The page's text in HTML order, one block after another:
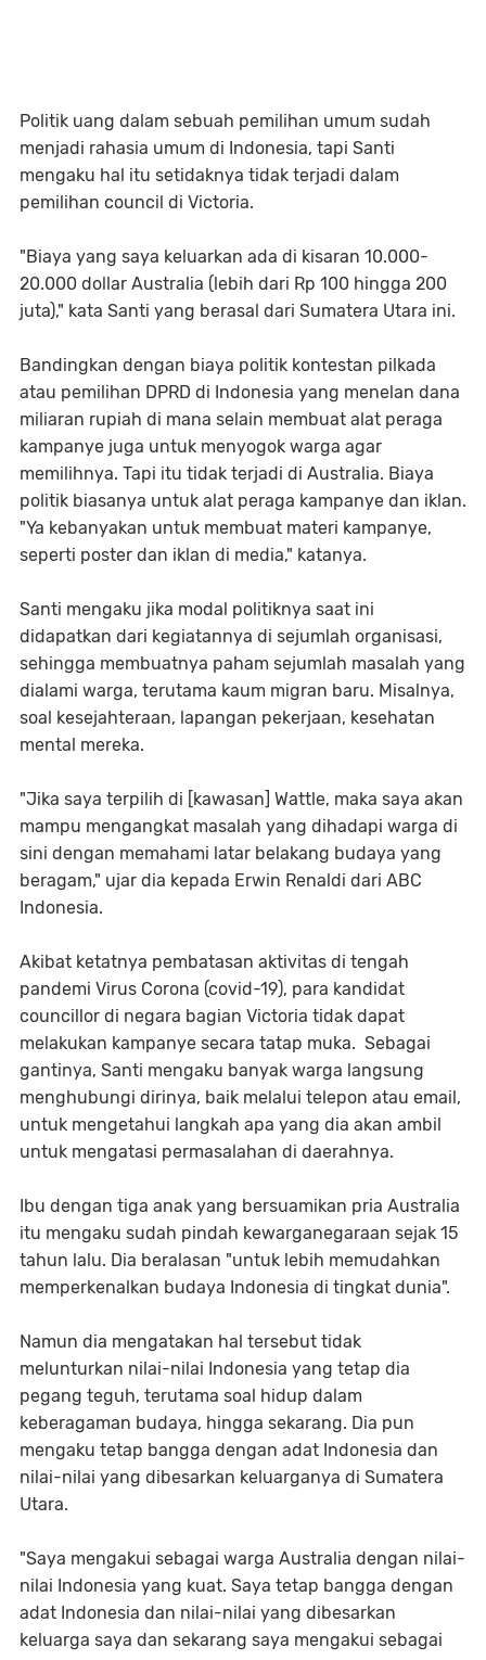
Politik uang dalam sebuah pemilihan umum sudah
menjadi rahasia umum di Indonesia, tapi Santi
mengaku hal itu setidaknya tidak terjadi dalam
pemilihan council di Victoria.
"Biaya yang saya keluarkan ada di kisaran 10.000-
20.000 dollar Australia (lebih dari Rp 100 hingga 200
juta)," kata Santi yang berasal dari Sumatera Utara ini.
Bandingkan dengan biaya politik kontestan pilkada
atau pemilihan DPRD di Indonesia yang menelan dana
miliaran rupiah di mana selain membuat alat peraga
kampanye juga untuk menyogok warga agar
memilihnya. Tapi itu tidak terjadi di Australia. Biaya
politik biasanya untuk alat peraga kampanye dan iklan.
"Ya kebanyakan untuk membuat materi kampanye,
seperti poster dan iklan di media," katanya.
Santi mengaku jika modal politiknya saat ini
didapatkan dari kegiatannya di sejumlah organisasi,
sehingga membuatnya paham sejumlah masalah yang
dialami warga, terutama kaum migran baru. Misalnya,
soal kesejahteraan, lapangan pekerjaan, kesehatan
mental mereka.
"Jika saya terpilih di [kawasan] Wattle, maka saya akan
mampu mengangkat masalah yang dihadapi warga di
sini dengan memahami latar belakang budaya yang
beragam," ujar dia kepada Erwin Renaldi dari ABC
Indonesia.
Akibat ketatnya pembatasan aktivitas di tengah
pandemi Virus Corona (covid-19), para kandidat
councillor di negara bagian Victoria tidak dapat
melakukan kampanye secara tatap muka. Sebagai
gantinya, Santi mengaku banyak warga langsung
menghubungi dirinya, baik melalui telepon atau email,
untuk mengetahui langkah apa yang dia akan ambil
untuk mengatasi permasalahan di daerahnya.
Ibu dengan tiga anak yang bersuamikan pria Australia
itu mengaku sudah pindah kewarganegaraan sejak 15
tahun lalu. Dia beralasan "untuk lebih memudahkan
memperkenalkan budaya Indonesia di tingkat dunia".
Namun dia mengatakan hal tersebut tidak
melunturkan nilai-nilai Indonesia yang tetap dia
pegang teguh, terutama soal hidup dalam
keberagaman budaya, hingga sekarang. Dia pun
mengaku tetap bangga dengan adat Indonesia dan
nilai-nilai yang dibesarkan keluarganya di Sumatera
Utara.
"Saya mengakui sebagai warga Australia dengan nilai-
nilai Indonesia yang kuat. Saya tetap bangga dengan
adat Indonesia dan nilai-nilai yang dibesarkan
keluarga saya dan sekarang saya mengakui sebagai